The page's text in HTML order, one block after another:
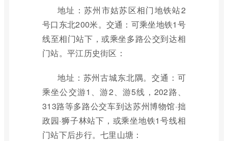
地址：苏州市姑苏区相门地铁站2
号口东北200米。交通：可乘坐地铁1号
线至相门站下，或乘坐多路公交到达相
门站。平江历史街区：
地址：苏州古城东北隅。交通：可
乘坐公交游1、游2、游5线，202路、
313路等多路公交车到达苏州博物馆·拙
政园·狮子林站下，或乘坐地铁1号线相
门站下后步行。七里山塘：